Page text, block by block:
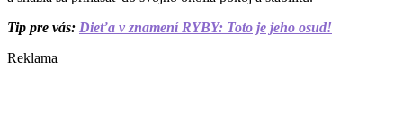
Tip pre vás: Dieťa v znamení RYBY: Toto je jeho osud!
Reklama